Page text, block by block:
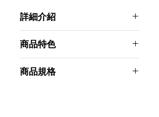
詳細介紹
商品特色
防滑矽膠：矽膠防滑墊穩固不掉落
商品規格